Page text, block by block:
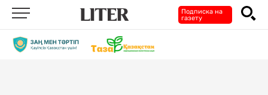
Подписка на
газету